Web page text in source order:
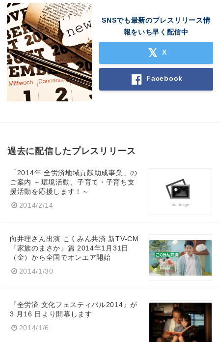
SNSでも最新のプレスリリース情
報をいち早く配信中
X
Facebook
過去に配信したプレスリリース
「2014年 全労済地域貢献助成事業」の
ご案内 ～環境活動、子育て・子育ち支
援活動を応援します！～
2014/2/14
向井理さん出演 こくみん共済 新TV-CM
『家族のまさか』篇 2014年1月31日
（金）から全国でオンエア開始
2014/1/30
『全労済 文化フェスティバル2014』が
3 月16 日より開幕します
2014/1/6